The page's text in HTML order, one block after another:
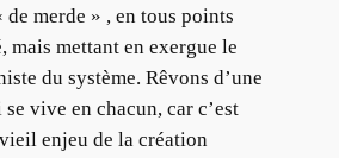
de merde » , en tous points
mais mettant en exergue le
du système. Rêvons d’une
vive en chacun, car c’est
enjeu de la création